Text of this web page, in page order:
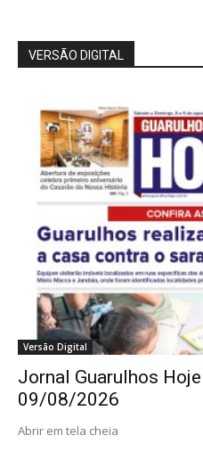
VERSÃO DIGITAL
Versão Digital
Jornal Guarulhos
09/08/2026
Abrir em tela cheia